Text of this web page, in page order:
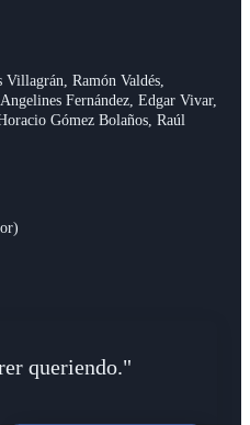
Ramón Valdés,
Fernández, Edgar Vivar,
Gómez Bolaños, Raúl
queriendo."